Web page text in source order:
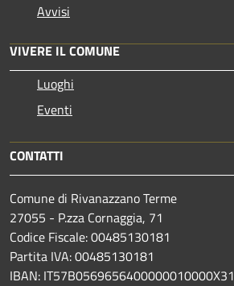
Avvisi
VIVERE IL COMUNE
Luoghi
Eventi
CONTATTI
Comune di Rivanazzano Terme
27055 - P.zza Cornaggia, 71
Codice Fiscale: 00485130181
Partita IVA: 00485130181
IBAN: IT57B0569656400000010000X31